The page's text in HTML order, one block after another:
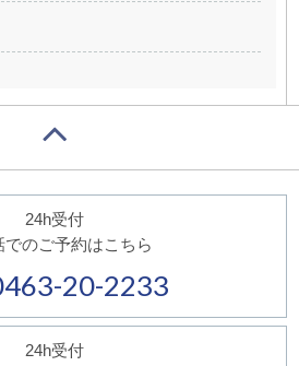
24h受付
でのご予約はこちら
20-2233
24h受付